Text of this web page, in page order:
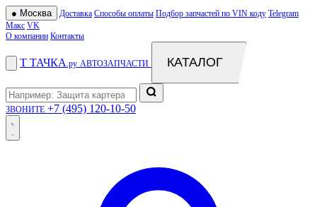
● Москва Доставка Способы оплаты Подбор запчастей по VIN коду Telegram
Макс VK
О компании Контакты
Т ТАЧКА .ру АВТОЗАПЧАСТИ КАТАЛОГ
ЗВОНИТЕ +7 (495) 120-10-50